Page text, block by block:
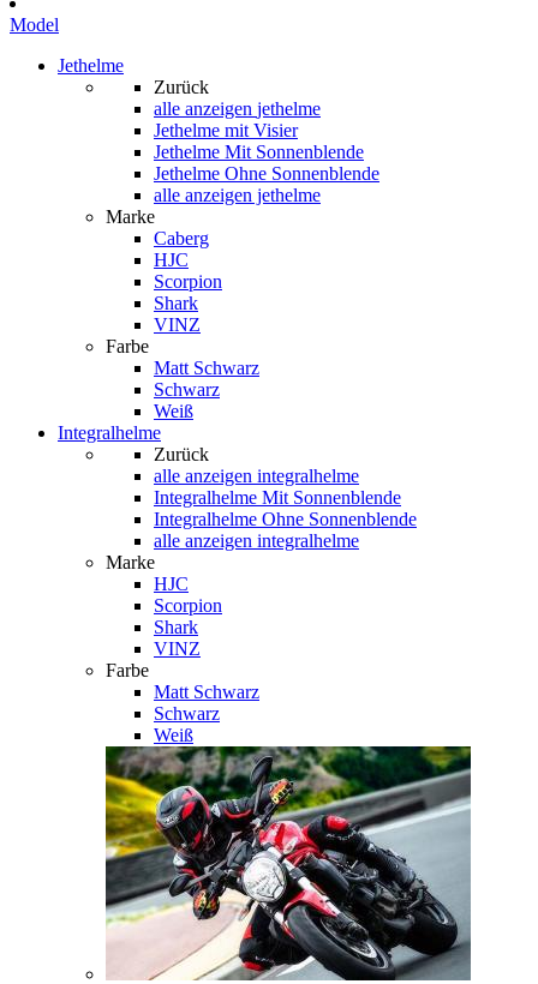
Model
Jethelme
Zurück
alle anzeigen jethelme
Jethelme mit Visier
Jethelme Mit Sonnenblende
Jethelme Ohne Sonnenblende
alle anzeigen jethelme
Marke
Caberg
HJC
Scorpion
Shark
VINZ
Farbe
Matt Schwarz
Schwarz
Weiß
Integralhelme
Zurück
alle anzeigen integralhelme
Integralhelme Mit Sonnenblende
Integralhelme Ohne Sonnenblende
alle anzeigen integralhelme
Marke
HJC
Scorpion
Shark
VINZ
Farbe
Matt Schwarz
Schwarz
Weiß